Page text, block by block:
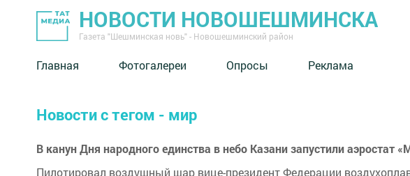
НОВОСТИ НОВОШЕШМИНСКА
Газета "Шешминская новь" - Новошешминский район
Главная Фотогалереи Опросы Реклама
Новости с тегом - мир
В канун Дня народного единства в небо Казани запустили аэростат
Пилотировал воздушный шар вице-президент Федерации